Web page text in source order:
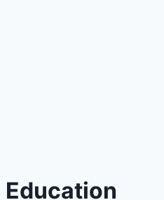
Education